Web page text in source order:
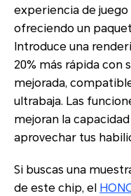
experiencia de
ofreciendo un
Introduce una
20% más rápida con
mejorada,
ultrabaja. Las
mejoran la
aprovechar tus
Si buscas una
de este chip, el